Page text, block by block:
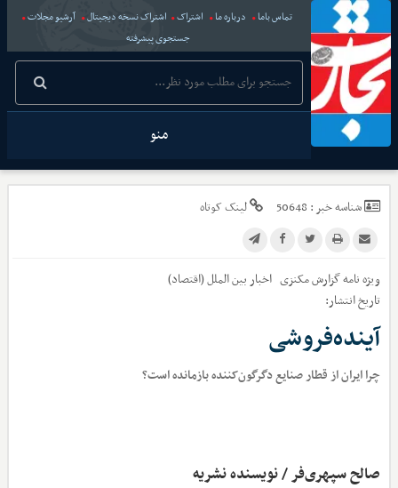
تماس باما درباره ما اشتراک اشتراک نسخه دیجیتال
آرشیو مجلات
جستجوی پیشرفته
منو
شناسه خبر : 50648 لینک کوتاه
ویژه نامه گزارش مکنزی اخباربین الملل (اقتصاد)
تاریخ انتشار:
آینده‌فروشی
چرا ایران از قطار صنایع دگرگون‌کننده بازمانده است؟
صالح سپهری‌فر / نویسنده نشریه